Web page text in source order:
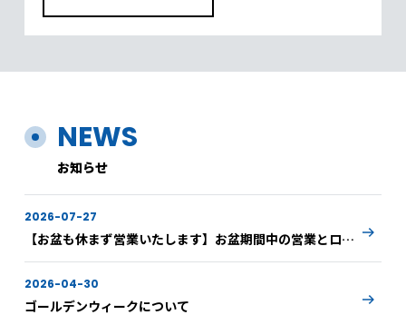
NEWS
お知らせ
2026-07-27
【お盆も休まず営業いたします】お盆期間中の営業とロー
2026-04-30
ゴールデンウィークについて